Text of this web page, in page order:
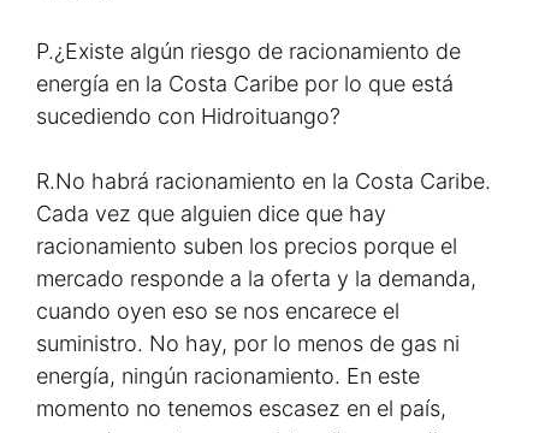
P.¿Existe algún riesgo de racionamiento de
energía en la Costa Caribe por lo que está
sucediendo con Hidroituango?
R.No habrá racionamiento en la Costa Caribe.
Cada vez que alguien dice que hay
racionamiento suben los precios porque el
mercado responde a la oferta y la demanda,
cuando oyen eso se nos encarece el
suministro. No hay, por lo menos de gas ni
energía, ningún racionamiento. En este
momento no tenemos escasez en el país,